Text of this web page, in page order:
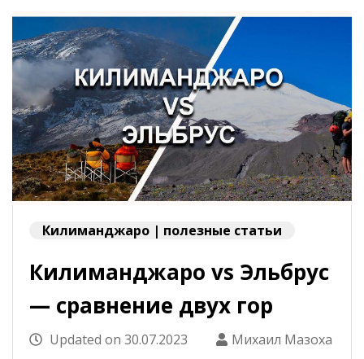
Килиманджаро | полезные статьи
Килиманджаро vs Эльбрус
— сравнение двух гор
Updated on 30.07.2023 Михаил Мазоха